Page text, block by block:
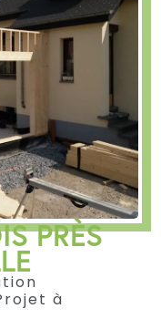
PRÈS
à